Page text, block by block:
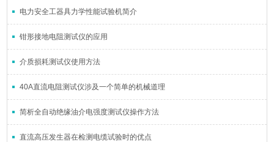
电力安全工器具力学性能试验机简介
钳形接地电阻测试仪的应用
介质损耗测试仪使用方法
40A直流电阻测试仪涉及一个简单的机械道理
简析全自动绝缘油介电强度测试仪操作方法
直流高压发生器在检测电缆试验时的优点